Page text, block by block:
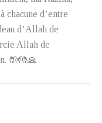
chacune d’entre
d’Allah de
Allah de
🤲🤲🙏